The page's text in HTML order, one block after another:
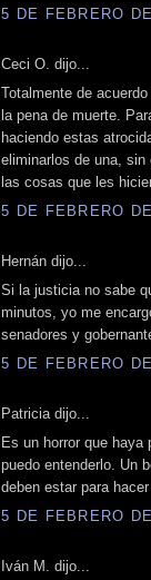
5 DE FEBRERO
Ceci O. dijo...
Totalmente de
la pena de muerte.
haciendo estas
eliminarlos de una,
las cosas que les
5 DE FEBRERO
Hernán dijo...
Si la justicia no sabe
minutos, yo me
senadores y
5 DE FEBRERO
Patricia dijo...
Es un horror que
puedo entenderlo. Un
deben estar para
5 DE FEBRERO
Iván M. dijo...